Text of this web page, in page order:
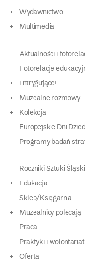
Wydawnictwo
Multimedia
Aktualności i
Fotorelacje
Intrygujące!
Muzealne rozmowy
Kolekcja
Europejskie Dni
Programy badań
Roczniki Sztuki
Edukacja
Sklep/Księgarnia
Muzealnicy polecają
Praca
Praktyki i wolontariat
Oferta